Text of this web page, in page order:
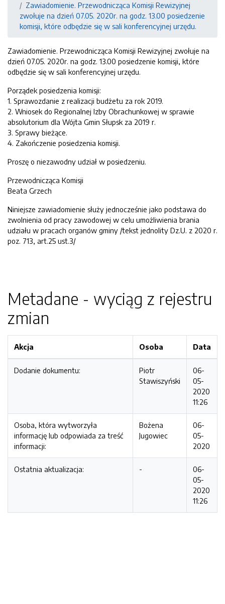
Zawiadomienie. Przewodnicząca Komisji Rewizyjnej
zwołuje na dzień 07.05. 2020r. na godz. 13.00 posiedzenie
komisji, które odbędzie się w sali konferencyjnej urzędu.
Zawiadomienie. Przewodnicząca Komisji Rewizyjnej zwołuje na
dzień 07.05. 2020r. na godz. 13.00 posiedzenie komisji, które
odbędzie się w sali konferencyjnej urzędu.
Porządek posiedzenia komisji:
1. Sprawozdanie z realizacji budżetu za rok 2019.
2. Wniosek do Regionalnej Izby Obrachunkowej w sprawie
absolutorium dla Wójta Gmin Słupsk za 2019 r.
3. Sprawy bieżące.
4. Zakończenie posiedzenia komisji.
Proszę o niezawodny udział w posiedzeniu.
Przewodnicząca Komisji
Beata Grzech
Niniejsze zawiadomienie służy jednocześnie jako podstawa do
zwolnienia od pracy zawodowej w celu umożliwienia brania
udziału w pracach organów gminy /tekst jednolity Dz.U. z 2020 r.
poz. 713, art.25 ust.3/
Metadane - wyciąg z rejestru
zmian
Akcja Osoba Data
Dodanie dokumentu:
Piotr
Stawiszyński
06-
05-
2020
11:26
Osoba, która wytworzyła
informację lub odpowiada za treść
informacji:
Bożena
Jugowiec
06-
05-
2020
Ostatnia aktualizacja: -
06-
05-
2020
11:26